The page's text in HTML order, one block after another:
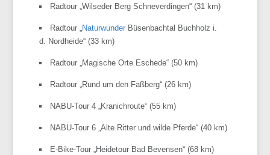
Radtour „Wilseder BergSchneverdingen“ (31 km)
Radtour „Naturwunder Büsenbachtal Buchholz i.
d. Nordheide“ (33 km)
Radtour „Magische Orte Eschede“ (50 km)
Radtour „Rund um den Faßberg“ (26 km)
NABU-Tour 4 „Kranichroute“ (55 km)
NABU-Tour 6 „Alte Ritter und wilde Pferde“ (40 km)
E-Bike-Tour „Heidetour Bad Bevensen“ (68 km)